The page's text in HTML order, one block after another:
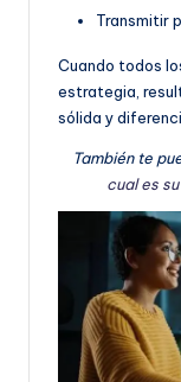
Transmitir
Cuando todos
estrategia,
sólida y
También te
cual es